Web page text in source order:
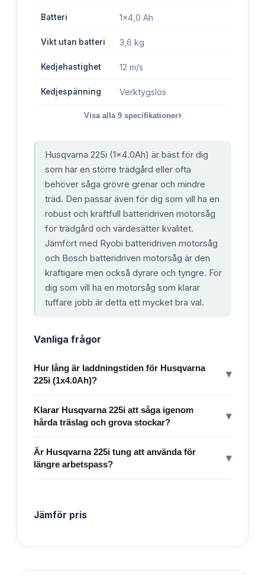
Batteri 1x4,0 Ah
Vikt utan batteri 3,6 kg
Kedjehastighet 12 m/s
Kedjespänning Verktygslös
Visa alla 9specifikationer›
Husqvarna 225i (1x4.0Ah) är bäst för dig
som har en större trädgård eller ofta
behöver såga grövre grenar och mindre
träd. Den passar även för dig som vill ha en
robust och kraftfull batteridriven motorsåg
för trädgård och värdesätter kvalitet.
Jämfört med Ryobi batteridriven motorsåg
och Bosch batteridriven motorsåg är den
kraftigare men också dyrare och tyngre. För
dig som vill ha en motorsåg som klarar
tuffare jobb är detta ett mycket bra val.
Vanliga frågor
Hur lång är laddningstiden för Husqvarna
225i (1x4.0Ah)?
▾
Klarar Husqvarna 225i att såga igenom
hårda träslag och grova stockar?
▾
Är Husqvarna 225i tung att använda för
längre arbetspass?
▾
Jämför pris